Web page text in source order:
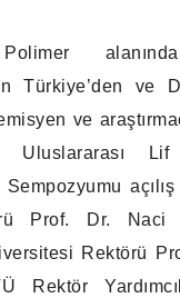
alanında
Türkiye’den ve
ve
Uluslararası
Sempozyumu
Prof. Dr. Naci
Rektörü
Rektör